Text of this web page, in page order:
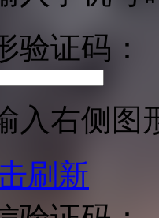
验证码：
入右侧图
刷新